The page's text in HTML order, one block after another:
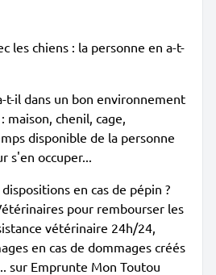
les chiens : la personne en a-t-
t-il dans un bon environnement
maison, chenil, cage,
disponible de la personne
s'en occuper...
en cas de pépin ?
pour rembourser les
vétérinaire 24h/24,
en cas de dommages créés
sur Emprunte Mon Toutou